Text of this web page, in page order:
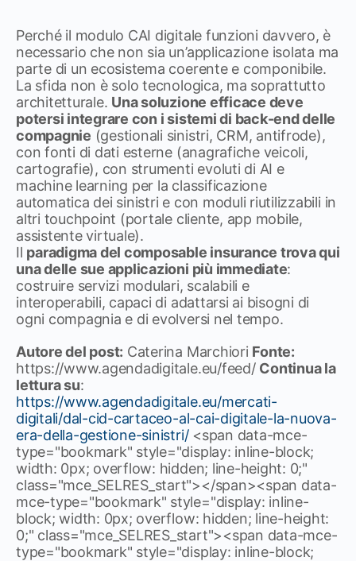
Perché il modulo CAI digitale funzioni davvero, è
necessario che non sia un’applicazione isolata ma
parte di un ecosistema coerente e componibile.
La sfida non è solo tecnologica, ma soprattutto
architetturale. Una soluzione efficace deve
potersi integrare con i sistemi di back-end delle
compagnie (gestionali sinistri, CRM, antifrode),
con fonti di dati esterne (anagrafiche veicoli,
cartografie), con strumenti evoluti di AI e
machine learning per la classificazione
automatica dei sinistri e con moduli riutilizzabili in
altri touchpoint (portale cliente, app mobile,
assistente virtuale).
Il paradigma del composable insurance trova qui
una delle sue applicazioni più immediate:
costruire servizi modulari, scalabili e
interoperabili, capaci di adattarsi ai bisogni di
ogni compagnia e di evolversi nel tempo.
Autore del post: Caterina Marchiori Fonte:
https://www.agendadigitale.eu/feed/ Continua la
lettura su:
https://www.agendadigitale.eu/mercati-
digitali/dal-cid-cartaceo-al-cai-digitale-la-nuova-
era-della-gestione-sinistri/<span data-mce-
type="bookmark" style="display: inline-block;
width: 0px; overflow: hidden; line-height: 0;"
class="mce_SELRES_start"> </span><span data-
mce-type="bookmark" style="display: inline-
block; width: 0px; overflow: hidden; line-height:
0;" class="mce_SELRES_start"><span data-mce-
type="bookmark" style="display: inline-block;